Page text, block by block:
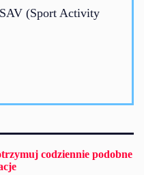
(Sport Activity
codziennie podobne